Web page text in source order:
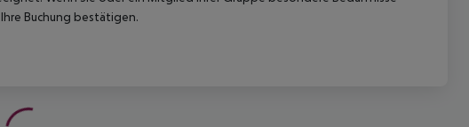
Buchung bestätigen.